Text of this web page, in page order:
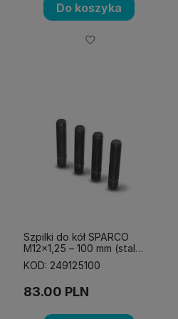
Do koszyka
Szpilki do kół SPARCO
M12x1,25 – 100 mm (stal
10,8)
KOD: 249125100
83.00 PLN